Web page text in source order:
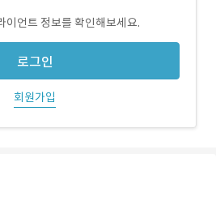
이언트 정보를 확인해보세요.
로그인
회원가입